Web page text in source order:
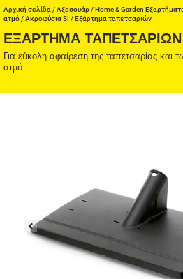
ONLINE SHOP
HOME & GARDEN
PROFESSIONAL
Αρχική σελίδα /Αξεσουάρ/Home & Garden
ατμό/Ακροφύσια SI / Εξάρτημα ταπετσαριών
ΕΞΆΡΤΗΜΑ ΤΑΠΕΤΣΑΡΙΏΝ
Για εύκολη αφαίρεση της ταπετσαρίας και
ατμό.